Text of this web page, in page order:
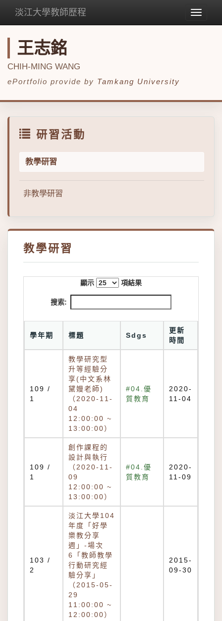
Toggle
淡江大學教師歷程
王志銘
CHIH-MING WANG
ePortfolio provide by Tamkang University
研習活動
教學研習
非教學研習
教學研習
顯示 項結果
搜索:
學年期 標題 Sdgs
更新
時間
109 /
1
教學研究型
升等經驗分
享(中文系林
黛嫚老師)
（2020-11-
04
12:00:00 ~
13:00:00）
#04.優
質教育
2020-
11-04
109 /
1
創作課程的
設計與執行
（2020-11-
09
12:00:00 ~
13:00:00）
#04.優
質教育
2020-
11-09
103 /
2
淡江大學104
年度「好學
樂教分享
週」-場次
6「教師教學
行動研究經
驗分享」
（2015-05-
29
11:00:00 ~
12:00:00）
2015-
09-30